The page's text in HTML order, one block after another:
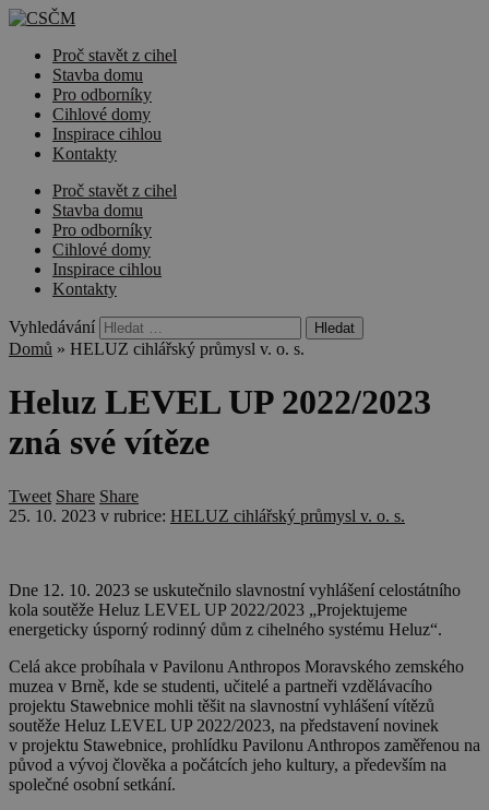
Proč stavět z cihel
Stavba domu
Pro odborníky
Cihlové domy
Inspirace cihlou
Kontakty
Proč stavět z cihel
Stavba domu
Pro odborníky
Cihlové domy
Inspirace cihlou
Kontakty
Vyhledávání
Domů » HELUZ cihlářský průmysl v. o. s.
Heluz LEVEL UP 2022/2023
zná své vítěze
Tweet Share Share
25. 10. 2023 v rubrice: HELUZ cihlářský průmysl v. o. s.
Dne 12. 10. 2023 se uskutečnilo slavnostní vyhlášení celostátního
kola soutěže Heluz LEVEL UP 2022/2023 „Projektujeme
energeticky úsporný rodinný dům z cihelného systému Heluz“.
Celá akce probíhala v Pavilonu Anthropos Moravského zemského
muzea v Brně, kde se studenti, učitelé a partneři vzdělávacího
projektu Stawebnice mohli těšit na slavnostní vyhlášení vítězů
soutěže Heluz LEVEL UP 2022/2023, na představení novinek
v projektu Stawebnice, prohlídku Pavilonu Anthropos zaměřenou na
původ a vývoj člověka a počátcích jeho kultury, a především na
společné osobní setkání.